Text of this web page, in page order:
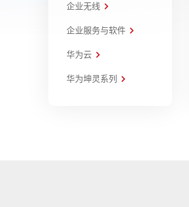
企业无线
企业服务与软件
华为云
华为坤灵系列